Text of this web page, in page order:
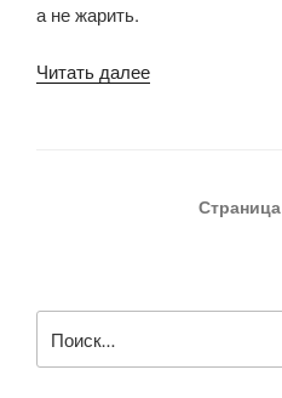
а не жарить.
Читать далее«Шницель
Страница